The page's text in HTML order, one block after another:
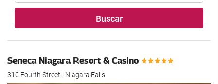
Buscar
Seneca Niagara Resort & Casino
310 Fourth Street - Niagara Falls